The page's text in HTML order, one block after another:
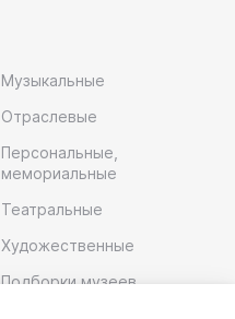
Музыкальные
Отраслевые
Персональные,
мемориальные
Театральные
Художественные
Подборки музеев